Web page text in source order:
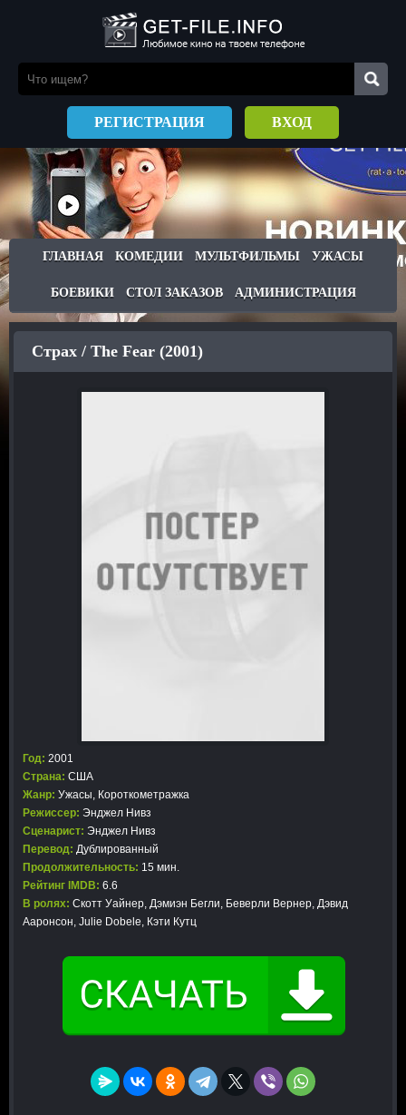
РЕГИСТРАЦИЯ ВХОД
ГЛАВНАЯ КОМЕДИИ МУЛЬТФИЛЬМЫ УЖАСЫ
БОЕВИКИ СТОЛ ЗАКАЗОВ АДМИНИСТРАЦИЯ
Страх / The Fear (2001)
Год: 2001
Страна: США
Жанр: Ужасы, Короткометражка
Режиссер: Энджел Нивз
Сценарист: Энджел Нивз
Перевод: Дублированный
Продолжительность: 15 мин.
Рейтинг IMDB: 6.6
В ролях: Скотт Уайнер, Дэмиэн Бегли, Беверли Вернер, Дэвид
Ааронсон, Julie Dobele, Кэти Кутц